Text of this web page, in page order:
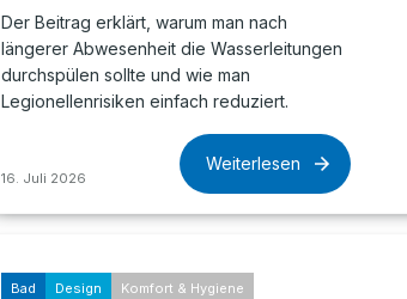
Der Beitrag erklärt, warum man nach
längerer Abwesenheit die Wasserleitungen
durchspülen sollte und wie man
Legionellenrisiken einfach reduziert.
16. Juli 2026
Weiterlesen
Bad Design Komfort & Hygiene